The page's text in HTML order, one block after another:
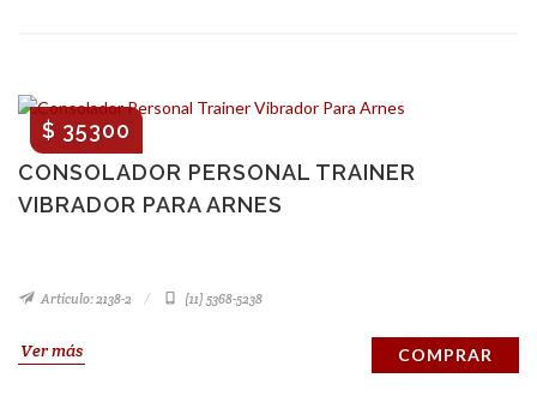
CONSOLADOR PERSONAL TRAINER
VIBRADOR PARA ARNES
$ 35300
Artículo: 2138-2 (11) 5368-5238
Ver más COMPRAR